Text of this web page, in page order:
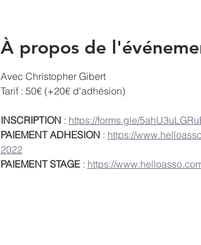
À propos de
Avec Christopher Gibert
Tarif : 50€ (+20€ d'adhésion)
INSCRIPTION : https://forms.gle/
PAIEMENT ADHESION : https://
2022
PAIEMENT STAGE : https://